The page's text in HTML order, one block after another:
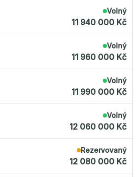
Volný
11 940 000 Kč
Volný
11 960 000 Kč
Volný
11 990 000 Kč
Volný
12 060 000 Kč
Rezervovaný
12 080 000 Kč